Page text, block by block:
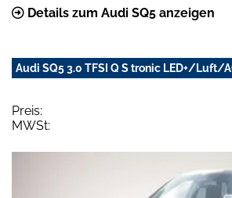
Details zum Audi SQ5 anzeigen
Audi SQ5 3.0 TFSI Q S tronic LED+/
Preis:
MWSt: